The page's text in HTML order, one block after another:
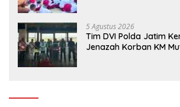
5 Agustus 2026
Tim DVI Polda Jatim
Jenazah Korban KM